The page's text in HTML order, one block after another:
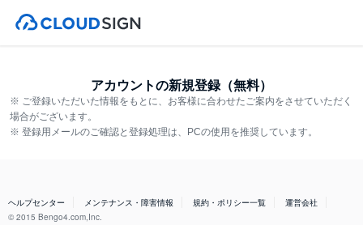
アカウントの新規登録（無料）
※ ご登録いただいた情報をもとに、お客様に合わせたご案内をさせていただく
場合がございます。
※ 登録用メールのご確認と登録処理は、PCの使用を推奨しています。
ヘルプセンター メンテナンス・障害情報 規約・ポリシー一覧
運営会社
© 2015 Bengo4.com,Inc.